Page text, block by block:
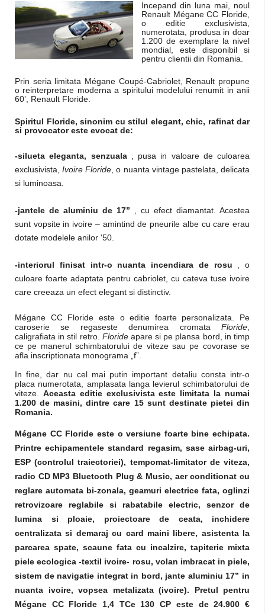
Incepand din luna mai, noul
Renault Mégane CC Floride,
o editie exclusivista,
numerotata, produsa in doar
1.200 de exemplare la nivel
mondial, este disponibil si
pentru clientii din Romania.
Prin seria limitata Mégane Coupé-Cabriolet, Renault propune
o reinterpretare moderna a spiritului modelului renumit in anii
60’, Renault Floride.
Spiritul Floride, sinonim cu stilul elegant, chic, rafinat dar
si provocator este evocat de:
-silueta eleganta, senzuala, pusa in valoare de culoarea
exclusivista,Ivoire Floride , o nuanta vintage pastelata, delicata
si luminoasa.
-jantele de aluminiu de 17” , cu efect diamantat. Acestea
sunt vopsite in ivoire – amintind de pneurile albe cu care erau
dotate modelele anilor '50.
-interiorul finisat intr-o nuanta incendiara de rosu , o
culoare foarte adaptata pentru cabriolet, cu cateva tuse ivoire
care creeaza un efect elegant si distinctiv.
Mégane CC Floride este o editie foarte personalizata. Pe
caroserie se regaseste denumirea cromata Floride
caligrafiata in stil retro. Florideapare si pe plansa bord, in timp
ce pe manerul schimbatorului de viteze sau pe covorase se
afla inscriptionata monograma „f”.
In fine, dar nu cel mai putin important detaliu consta intr-o
placa numerotata, amplasata langa levierul schimbatorului de
viteze. Aceasta editie exclusivista este limitata la numai
1.200 de masini, dintre care 15 sunt destinate pietei din
Romania.
Mégane CC Floride este o versiune foarte bine echipata.
Printre echipamentele standard regasim, sase airbag-uri,
ESP (controlul traiectoriei), tempomat-limitator de viteza,
radio CD MP3 Bluetooth Plug & Music, aer conditionat cu
reglare automata bi-zonala, geamuri electrice fata, oglinzi
retrovizoare reglabile si rabatabile electric, senzor de
lumina si ploaie, proiectoare de ceata, inchidere
centralizata si demaraj cu card maini libere, asistenta la
parcarea spate, scaune fata cu incalzire, tapiterie mixta
piele ecologica -textil ivoire- rosu, volan imbracat in piele,
sistem de navigatie integrat in bord, jante aluminiu 17” in
nuanta ivoire, vopsea metalizata (ivoire). Pretul pentru
Mégane CC Floride 1,4 TCe 130 CP este de 24.900 €